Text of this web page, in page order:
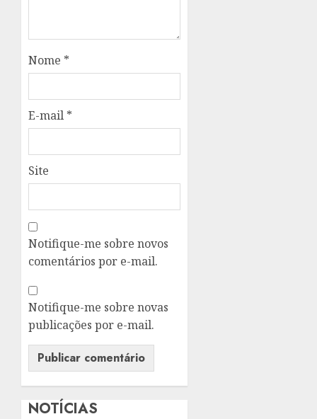
Nome *
E-mail *
Site
Notifique-me sobre novos
comentários por e-mail.
Notifique-me sobre novas
publicações por e-mail.
NOTÍCIAS